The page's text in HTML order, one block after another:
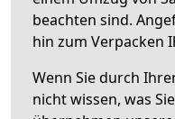
beachten sind.
hin zum Verpacken
Wenn Sie durch
nicht wissen, was